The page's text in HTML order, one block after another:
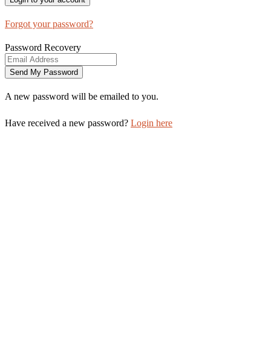
Forgot your password?
Password Recovery
A new password will be emailed to you.
Have received a new password? Login here